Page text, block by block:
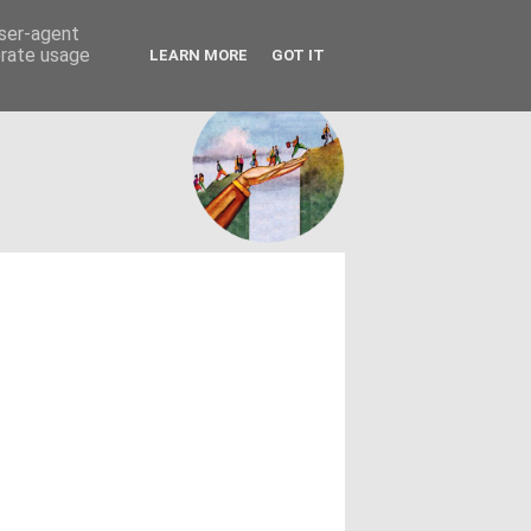
FACEBOOK
θεσμών - κοινωνίας
agent
usage
LEARN MORE GOT IT